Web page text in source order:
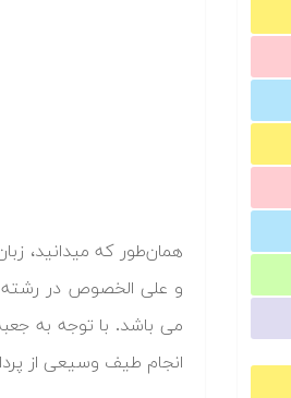
همان‌طور که میدانید،
و علی الخصوص در
می باشد. با توجه به جعبه
انجام طیف وسیعی از